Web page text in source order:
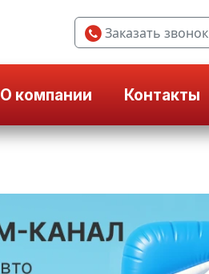
Заказать звонок
О компании Контакты